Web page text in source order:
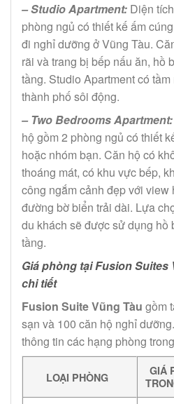
– Studio Apartment: Diện
phòng ngủ có thiết kế ấm
đi nghỉ dưỡng ở Vũng Tàu.
rãi và trang bị bếp nấu ăn, hồ
tầng. Studio Apartment có
thành phố sôi động.
– Two Bedrooms Apartment:
hộ gồm 2 phòng ngủ có thiết
hoặc nhóm bạn. Căn hộ có
thoáng mát, có khu vực bếp,
công ngắm cảnh đẹp với
đường bờ biển trải dài. Lựa
du khách sẽ được sử dụng hồ
tầng.
Giá phòng tại Fusion Suites
chi tiết
Fusion Suite Vũng Tàu gồm
sạn và 100 căn hộ nghỉ
thông tin các hạng phòng
LOẠI PHÒNG
GIÁ